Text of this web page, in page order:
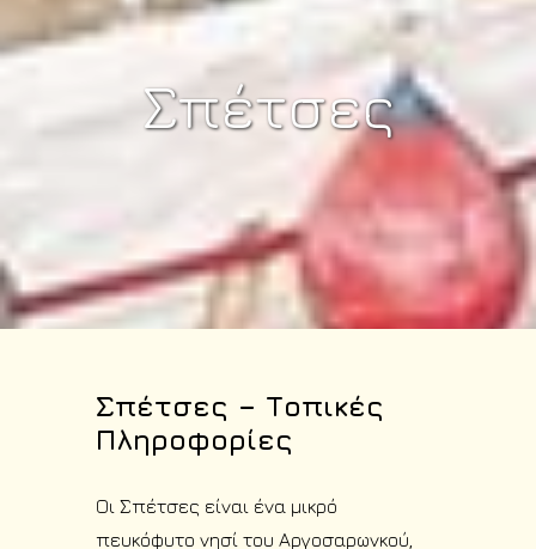
Σπέτσες
Σπέτσες – Τοπικές
Πληροφορίες
Οι Σπέτσες είναι ένα μικρό
πευκόφυτο νησί του Αργοσαρωνκού,